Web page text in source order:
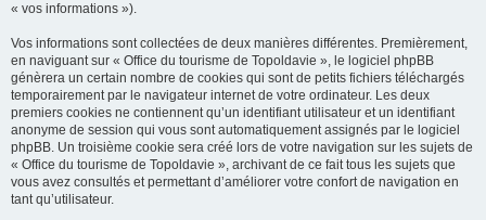
« vos informations »).
Vos informations sont collectées de deux manières différentes. Premièrement,
en naviguant sur « Office du tourisme de Topoldavie », le logiciel phpBB
génèrera un certain nombre de cookies qui sont de petits fichiers téléchargés
temporairement par le navigateur internet de votre ordinateur. Les deux
premiers cookies ne contiennent qu’un identifiant utilisateur et un identifiant
anonyme de session qui vous sont automatiquement assignés par le logiciel
phpBB. Un troisième cookie sera créé lors de votre navigation sur les sujets de
« Office du tourisme de Topoldavie », archivant de ce fait tous les sujets que
vous avez consultés et permettant d’améliorer votre confort de navigation en
tant qu’utilisateur.